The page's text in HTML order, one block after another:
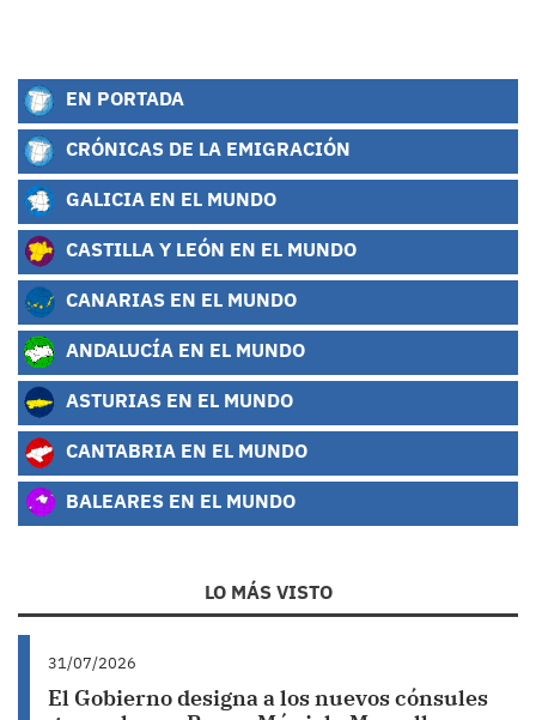
EN PORTADA
CRÓNICAS DE LA EMIGRACIÓN
GALICIA EN EL MUNDO
CASTILLA Y LEÓN EN EL MUNDO
CANARIAS EN EL MUNDO
ANDALUCÍA EN EL MUNDO
ASTURIAS EN EL MUNDO
CANTABRIA EN EL MUNDO
BALEARES EN EL MUNDO
LO MÁS VISTO
31/07/2026
El Gobierno designa a los nuevos cónsules